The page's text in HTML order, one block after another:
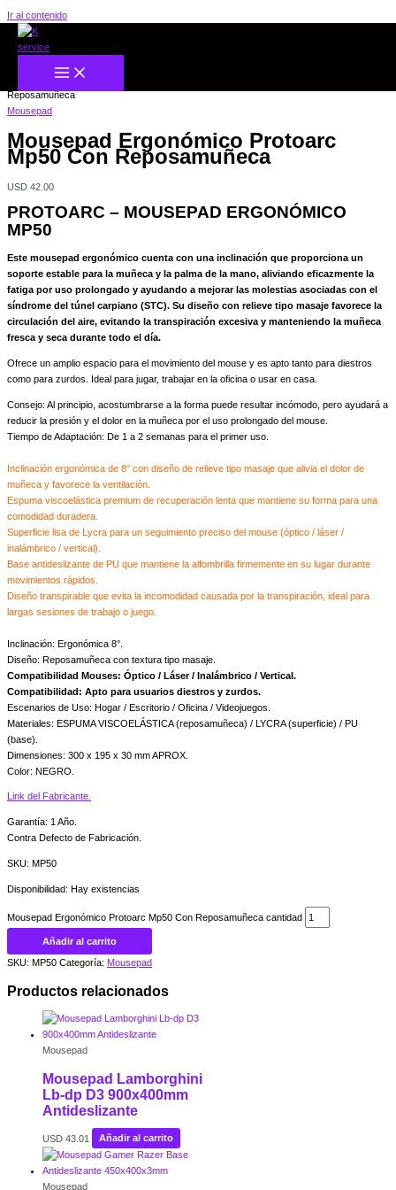
Ir al contenido
Gamers /Mousepad
Reposamuñeca
Mousepad
Mousepad Ergonómico Protoarc
Mp50 Con Reposamuñeca
USD 42.00
PROTOARC – MOUSEPAD ERGONÓMICO
MP50
Este mousepad ergonómico cuenta con una inclinación que proporciona un
soporte estable para la muñeca y la palma de la mano, aliviando eficazmente la
fatiga por uso prolongado y ayudando a mejorar las molestias asociadas con el
síndrome del túnel carpiano (STC). Su diseño con relieve tipo masaje favorece la
circulación del aire, evitando la transpiración excesiva y manteniendo la muñeca
fresca y seca durante todo el día.
Ofrece un amplio espacio para el movimiento del mouse y es apto tanto para diestros
como para zurdos. Ideal para jugar, trabajar en la oficina o usar en casa.
Consejo: Al principio, acostumbrarse a la forma puede resultar incómodo, pero ayudará a
reducir la presión y el dolor en la muñeca por el uso prolongado del mouse.
Tiempo de Adaptación: De 1 a 2 semanas para el primer uso.
Inclinación ergonómica de 8° con diseño de relieve tipo masaje que alivia el dolor de
muñeca y favorece la ventilación.
Espuma viscoelástica premium de recuperación lenta que mantiene su forma para una
comodidad duradera.
Superficie lisa de Lycra para un seguimiento preciso del mouse (óptico / láser /
inalámbrico / vertical).
Base antideslizante de PU que mantiene la alfombrilla firmemente en su lugar durante
movimientos rápidos.
Diseño transpirable que evita la incomodidad causada por la transpiración, ideal para
largas sesiones de trabajo o juego.
Inclinación: Ergonómica 8°.
Diseño: Reposamuñeca con textura tipo masaje.
Compatibilidad Mouses: Óptico / Láser / Inalámbrico / Vertical.
Compatibilidad: Apto para usuarios diestros y zurdos.
Escenarios de Uso: Hogar / Escritorio / Oficina / Videojuegos.
Materiales: ESPUMA VISCOELÁSTICA (reposamuñeca) / LYCRA (superficie) / PU
(base).
Dimensiones: 300 x 195 x 30 mm APROX.
Color: NEGRO.
Link del Fabricante.
Garantía: 1 Año.
Contra Defecto de Fabricación.
SKU: MP50
Disponibilidad: Hay existencias
Mousepad Ergonómico Protoarc Mp50 Con Reposamuñeca cantidad
Añadir al carrito
SKU: MP50 Categoría: Mousepad
Productos relacionados
Mousepad
Mousepad Lamborghini
Lb-dp D3 900x400mm
Antideslizante
USD 43.01 Añadir al carrito
Mousepad